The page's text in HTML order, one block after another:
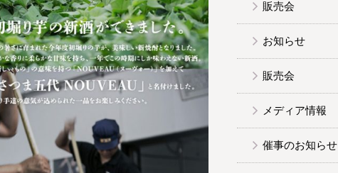
販売会
お知らせ
販売会
メディア情報
催事のお知らせ